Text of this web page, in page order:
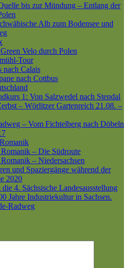
bis zur Mündung – Entlang der
Alb zum Bodensee und
Velo durch Polen
Tour
nach Calais
nach Cottbus
1: Von Salzwedel nach Stendal
– Wörlitzer Gartenreich 21.08. –
– Vom Fichtelberg nach Döbeln
Romanik – Die Südroute
– Niedersachsen
und Spaziergänge während der
2020
4. Sächsische Landesausstellung
Jahre Industriekultur in Sachsen.
Radweg